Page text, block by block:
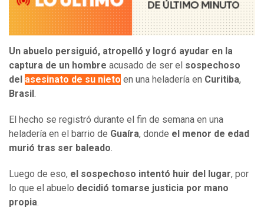
Un abuelo persiguió, atropelló y logró ayudar en la
captura de un hombre acusado de ser el sospechoso
del asesinato de su nieto en una heladería en Curitiba,
Brasil .
El hecho se registró durante el fin de semana en una
heladería en el barrio de Guaíra, donde el menor de edad
murió tras ser baleado.
Luego de eso, el sospechoso intentó huir del lugar, por
lo que el abuelo decidió tomarse justicia por mano
propia.